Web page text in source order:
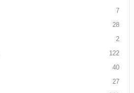
7
28
2
122
40
27